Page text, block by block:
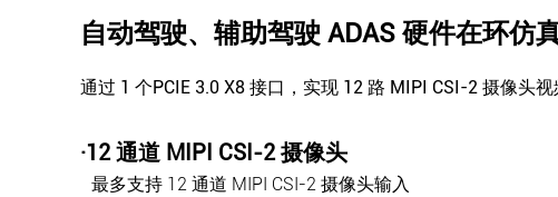
自动驾驶、辅助驾驶 ADAS 硬件在环仿
通过 1 个PCIE 3.0 X8 接口，实现 12 路 MIPI CSI-2 摄像头
·12 通道 MIPI CSI-2 摄像头
最多支持 12 通道 MIPI CSI-2 摄像头输入